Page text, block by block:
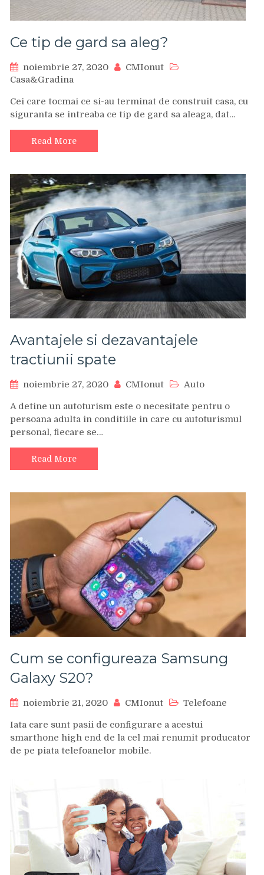
Ce tip de gard sa aleg?
noiembrie 27, 2020
CMIonut
Casa&Gradina
Cei care tocmai ce si-au terminat de construit casa, cu
siguranta se intreaba ce tip de gard sa aleaga, dat…
Read More
Avantajele si dezavantajele
tractiunii spate
noiembrie 27, 2020 CMIonut Auto
A detine un autoturism este o necesitate pentru o
persoana adulta in conditiile in care cu autoturismul
personal, fiecare se…
Read More
Cum se configureaza Samsung
Galaxy S20?
noiembrie 21, 2020 CMIonut Telefoane
Iata care sunt pasii de configurare a acestui
smarthone high end de la cel mai renumit producator
de pe piata telefoanelor mobile.